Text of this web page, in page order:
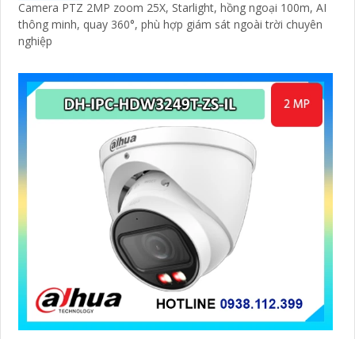
Camera PTZ 2MP zoom 25X, Starlight, hồng ngoại 100m, AI
thông minh, quay 360°, phù hợp giám sát ngoài trời chuyên
nghiệp